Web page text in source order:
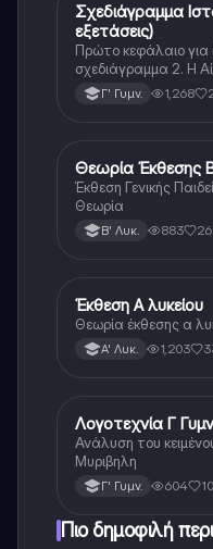
Νέα Ελληνικά
Σχεδιάγραμμα
εξετάσεις)
Πρώτο κεφάλαιο
σχεδιάγραμμα 2. Η
Γ' Γυμν. 1,268
Νέα Ελληνικά
Θεωρία Έκθεσης
Έκθεση Γενικής
Θεωρία
Β' Λυκ. 883 26
Νέα Ελληνικά
Έκθεση Α λυκείου
Θεωρία έκθεσης α
Α' Λυκ. 1,203
Νέα Ελληνικά
Λογοτεχνία Γ
Ανάλυση του
Μυριβηλη
Γ' Γυμν. 604 10
Πιο δημοφιλή